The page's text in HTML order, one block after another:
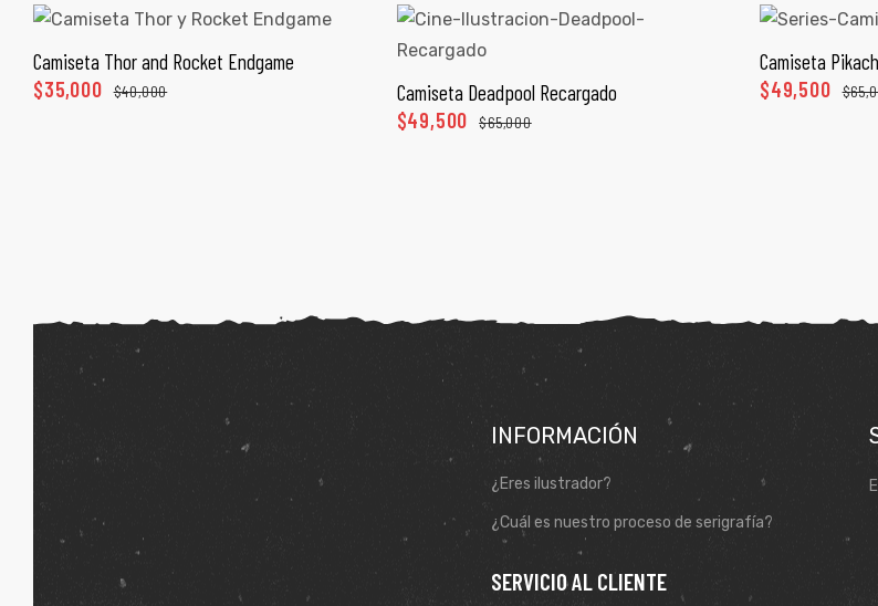
SELECCIONAR OPCIONES
Camiseta Thor and Rocket Endgame
$40,000
$35,000 SELECCIONAR OPCIONES
Camiseta Deadpool Recargado
$65,000
$49,500
Camiseta
$
$49,500
INFORMACIÓN
¿Eres ilustrador?
¿Cuál es nuestro proceso de serigrafía?
SERVICIO AL CLIENTE